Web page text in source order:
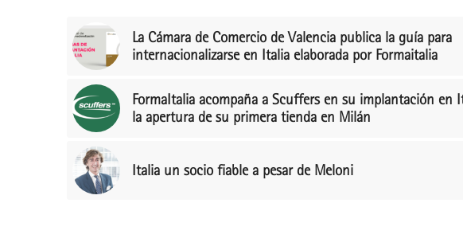
La Cámara de Comercio de Valencia publica la guía para
internacionalizarse en Italia elaborada por Formaitalia
FormaItalia acompaña a Scuffers en su implantación en
la apertura de su primera tienda en Milán
Italia un socio fiable a pesar de Meloni